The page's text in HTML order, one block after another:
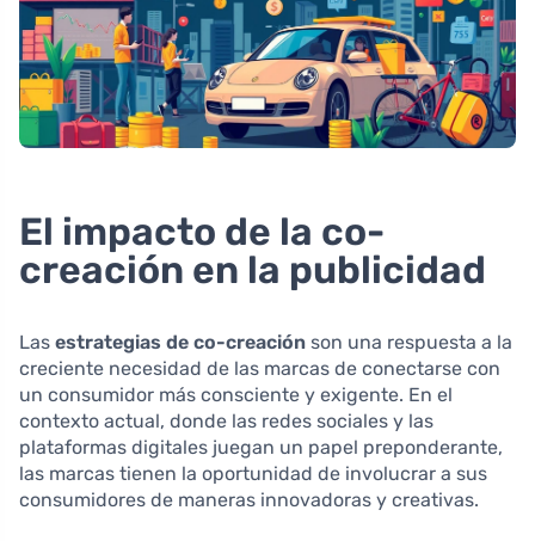
El impacto de la co-
creación en la publicidad
Las estrategias de co-creación son una respuesta a la
creciente necesidad de las marcas de conectarse con
un consumidor más consciente y exigente. En el
contexto actual, donde las redes sociales y las
plataformas digitales juegan un papel preponderante,
las marcas tienen la oportunidad de involucrar a sus
consumidores de maneras innovadoras y creativas.